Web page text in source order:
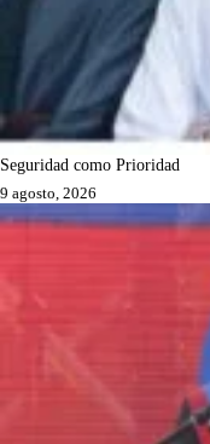
Seguridad como Prioridad
9 agosto, 2026